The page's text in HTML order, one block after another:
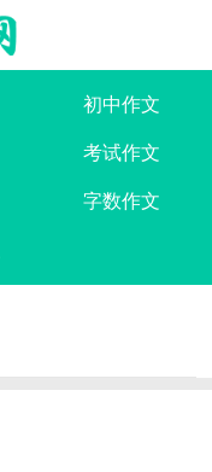
初中作文
考试作文
字数作文